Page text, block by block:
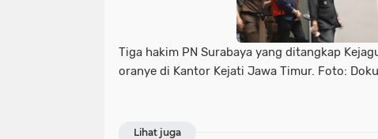
Tiga hakim PN Surabaya yang ditangkap
oranye di Kantor Kejati Jawa Timur. Foto:
Lihat juga